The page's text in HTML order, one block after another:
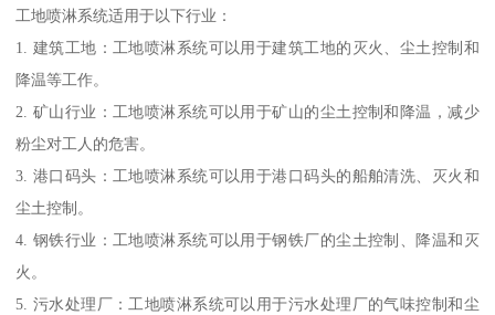
工地喷淋系统适用于以下行业：
1. 建筑工地：工地喷淋系统可以用于建筑工地的灭火、尘土控制和
降温等工作。
2. 矿山行业：工地喷淋系统可以用于矿山的尘土控制和降温，减少
粉尘对工人的危害。
3. 港口码头：工地喷淋系统可以用于港口码头的船舶清洗、灭火和
尘土控制。
4. 钢铁行业：工地喷淋系统可以用于钢铁厂的尘土控制、降温和灭
火。
5. 污水处理厂：工地喷淋系统可以用于污水处理厂的气味控制和尘